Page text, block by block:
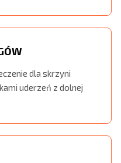
dla skrzyni
uderzeń z dolnej